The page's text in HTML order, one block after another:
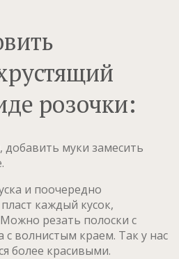
розочки:
муки замесить
и поочередно
каждый кусок,
резать полоски с
волнистым краем. Так у нас
более красивыми.